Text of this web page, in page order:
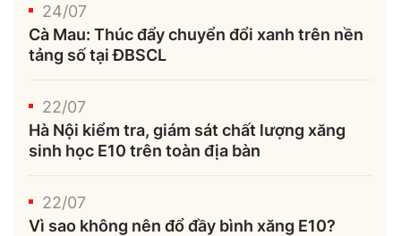
24/07
Cà Mau: Thúc đẩy chuyển đổi xanh trên nền
tảng số tại ĐBSCL
22/07
Hà Nội kiểm tra, giám sát chất lượng xăng
sinh học E10 trên toàn địa bàn
22/07
Vì sao không nên đổ đầy bình xăng E10?